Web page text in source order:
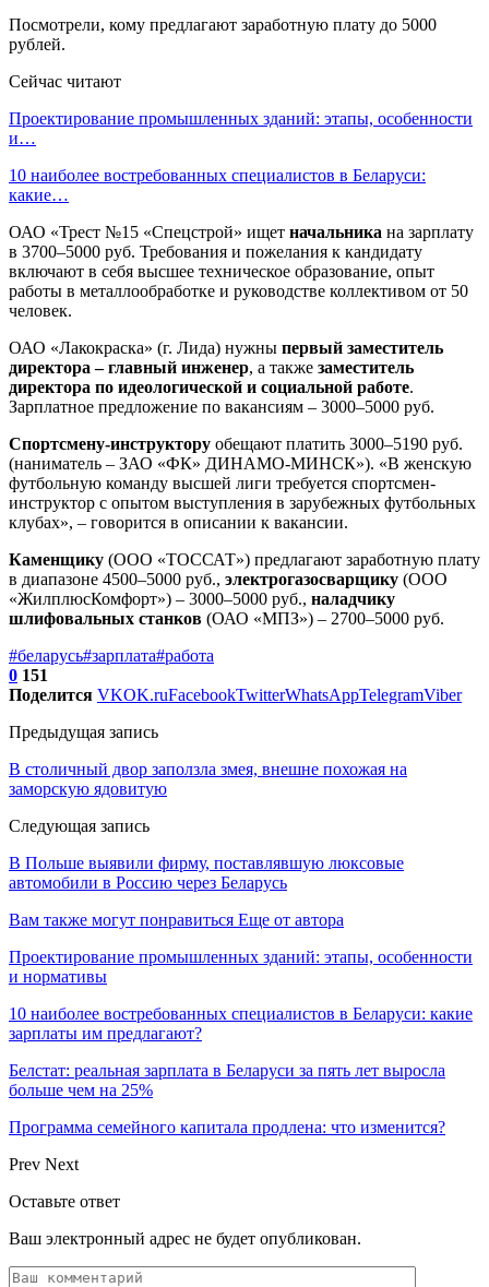
Посмотрели, кому предлагают заработную плату до 5000
рублей.
Сейчас читают
Проектирование промышленных зданий: этапы, особенности
и…
10 наиболее востребованных специалистов в Беларуси:
какие…
ОАО «Трест №15 «Спецстрой» ищет начальника на зарплату
в 3700–5000 руб. Требования и пожелания к кандидату
включают в себя высшее техническое образование, опыт
работы в металлообработке и руководстве коллективом от 50
человек.
ОАО «Лакокраска» (г. Лида) нужны первый заместитель
директора – главный инженер, а также заместитель
директора по идеологической и социальной работе.
Зарплатное предложение по вакансиям – 3000–5000 руб.
Спортсмену-инструктору обещают платить 3000–5190 руб.
(наниматель – ЗАО «ФК» ДИНАМО-МИНСК»). «В женскую
футбольную команду высшей лиги требуется спортсмен-
инструктор с опытом выступления в зарубежных футбольных
клубах», – говорится в описании к вакансии.
Каменщику (ООО «ТОССАТ») предлагают заработную плату
в диапазоне 4500–5000 руб., электрогазосварщику (ООО
«ЖилплюсКомфорт») – 3000–5000 руб., наладчику
шлифовальных станков (ОАО «МПЗ») – 2700–5000 руб.
#беларусь#зарплата#работа
0 151
Поделится VKOK.ruFacebookTwitterWhatsAppTelegramViber
Предыдущая запись
В столичный двор заползла змея, внешне похожая на
заморскую ядовитую
Следующая запись
В Польше выявили фирму, поставлявшую люксовые
автомобили в Россию через Беларусь
Вам также могут понравиться Еще от автора
Проектирование промышленных зданий: этапы, особенности
и нормативы
10 наиболее востребованных специалистов в Беларуси: какие
зарплаты им предлагают?
Белстат: реальная зарплата в Беларуси за пять лет выросла
больше чем на 25%
Программа семейного капитала продлена: что изменится?
Prev Next
Оставьте ответ
Ваш электронный адрес не будет опубликован.